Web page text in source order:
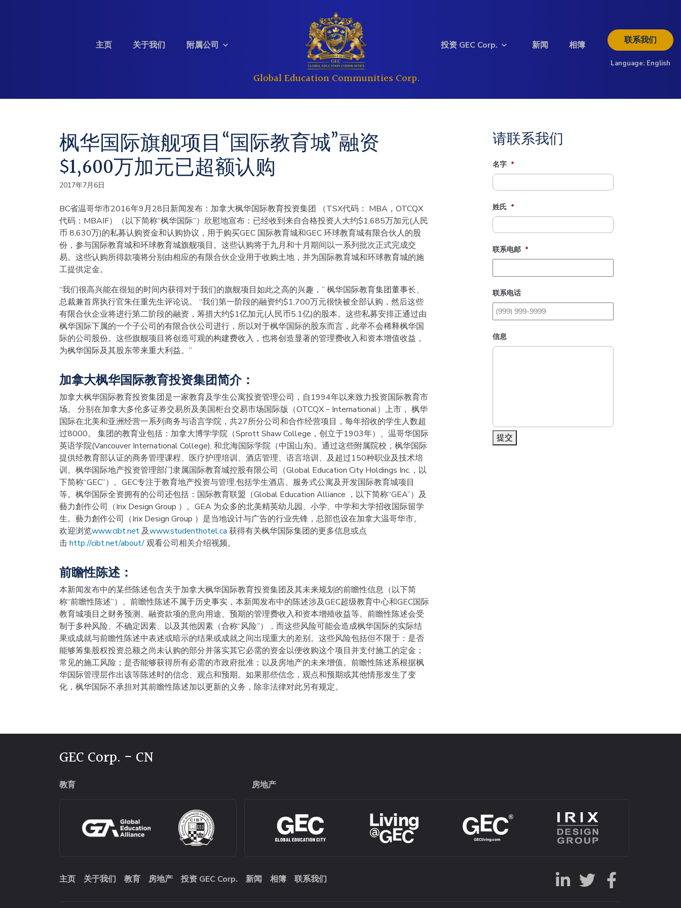
主页 关于我们 附属公司
Global Education Communities Corp.
投资 GEC Corp. 新闻 相簿 联系我们
Language: English
定期提交文件
公司管理
分析师报告
投资问答
请查阅以下投资者资料
下载简介
枫华国际旗舰项目“国际教育城”融资
$1,600万加元已超额认购
2017年7月6日
BC省温哥华市2016年9月28日新闻发布：加拿大枫华国际教育投资集团 （TSX代码： MBA，OTCQX
代码：MBAIF）（以下简称“枫华国际”）欣慰地宣布：已经收到来自合格投资人大约$1,685万加元(人民
币 8,630万)的私募认购资金和认购协议，用于购买GEC 国际教育城和GEC 环球教育城有限合伙人的股
份，参与国际教育城和环球教育城旗舰项目。这些认购将于九月和十月期间以一系列批次正式完成交
易。这些认购所得款项将分别由相应的有限合伙企业用于收购土地，并为国际教育城和环球教育城的施
工提供定金。
“我们很高兴能在很短的时间内获得对于我们的旗舰项目如此之高的兴趣，” 枫华国际教育集团董事长、
总裁兼首席执行官朱任重先生评论说。 “我们第一阶段的融资约$1,700万元很快被全部认购，然后这些
有限合伙企业将进行第二阶段的融资，筹措大约$1亿加元(人民币5.1亿)的股本。这些私募安排正通过由
枫华国际下属的一个子公司的有限合伙公司进行，所以对于枫华国际的股东而言，此举不会稀释枫华国
际的公司股份。这些旗舰项目将创造可观的构建费收入，也将创造显著的管理费收入和资本增值收益，
为枫华国际及其股东带来重大利益。”
加拿大枫华国际教育投资集团简介：
加拿大枫华国际教育投资集团是一家教育及学生公寓投资管理公司，自1994年以来致力投资国际教育市
场。 分别在加拿大多伦多证券交易所及美国柜台交易市场国际版（OTCQX－International）上市， 枫华
国际在北美和亚洲经营一系列商务与语言学院，共27所分公司和合作经营项目，每年招收的学生人数超
过8000。 集团的教育业包括：加拿大博学学院（Sprott Shaw College，创立于1903年）、温哥华国际
英语学院(Vancouver International College), 和北海国际学院（中国山东)。通过这些附属院校，枫华国际
提供经教育部认证的商务管理课程、医疗护理培训、酒店管理、语言培训、及超过150种职业及技术培
训。枫华国际地产投资管理部门隶属国际教育城控股有限公司（Global Education City Holdings Inc.，以
下简称“GEC”）。GEC专注于教育地产投资与管理,包括学生酒店、服务式公寓及开发国际教育城项目
等。枫华国际全资拥有的公司还包括：国际教育联盟（Global Education Alliance ，以下简称“GEA”）及
藝力創作公司（Irix Design Group ）。GEA 为众多的北美精英幼儿园、小学、中学和大学招收国际留学
生。藝力創作公司（Irix Design Group ）是当地设计与广告的行业先锋，总部也设在加拿大温哥华市。
欢迎浏览www.cibt.net及www.studenthotel.ca 获得有关枫华国际集团的更多信息或点
击http://cibt.net/about/观看公司相关介绍视频。
前瞻性陈述：
本新闻发布中的某些陈述包含关于加拿大枫华国际教育投资集团及其未来规划的前瞻性信息（以下简
称“前瞻性陈述”）。前瞻性陈述不属于历史事实，本新闻发布中的陈述涉及GEC超级教育中心和GEC国际
教育城项目之财务预测、融资款项的意向用途、预期的管理费收入和资本增殖收益等。前瞻性陈述会受
制于多种风险、不确定因素、以及其他因素（合称“风险”），而这些风险可能会造成枫华国际的实际结
果或成就与前瞻性陈述中表述或暗示的结果或成就之间出现重大的差别。这些风险包括但不限于：是否
能够筹集股权投资总额之尚未认购的部分并落实其它必需的资金以便收购这个项目并支付施工的定金；
常见的施工风险；是否能够获得所有必需的市政府批准；以及房地产的未来增值。前瞻性陈述系根据枫
华国际管理层作出该等陈述时的信念、观点和预期。如果那些信念，观点和预期或其他情形发生了变
化，枫华国际不承担对其前瞻性陈述加以更新的义务，除非法律对此另有规定。
请联系我们
名字 *
姓氏 *
联系电邮 *
联系电话
信息
提交
GEC Corp. - CN
教育 房地产
主页 关于我们 教育 房地产 投资 GEC Corp. 新闻 相簿 联系我们